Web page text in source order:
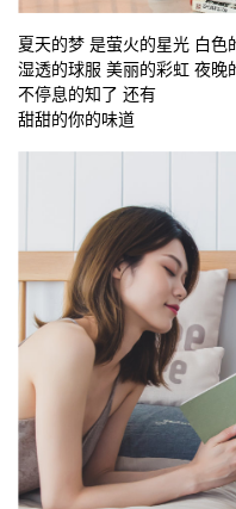
夏天的梦 是萤火的星光 白色
湿透的球服 美丽的彩虹 夜晚
不停息的知了 还有
甜甜的你的味道